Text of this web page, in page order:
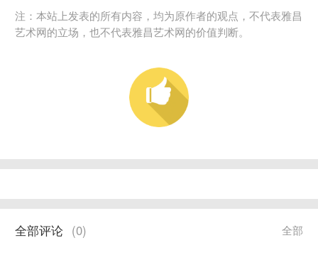
注：本站上发表的所有内容，均为原作者的观点，不代表雅昌
艺术网的立场，也不代表雅昌艺术网的价值判断。
全部
全部评论 (0)